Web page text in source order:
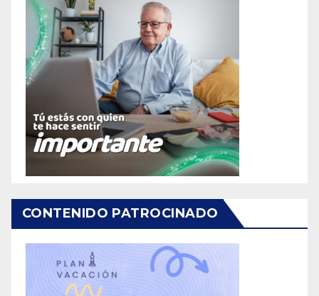
CONTENIDO PATROCINADO